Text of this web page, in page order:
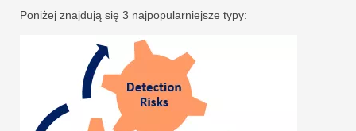
Poniżej znajdują się 3 najpopularniejsze typy: